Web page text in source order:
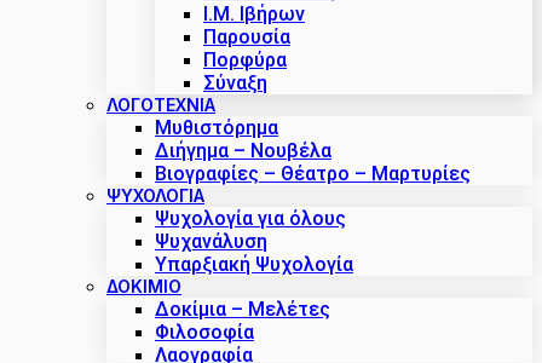
Ι.Μ. Ιβήρων
Παρουσία
Πορφύρα
Σύναξη
ΛΟΓΟΤΕΧΝΙΑ
Μυθιστόρημα
Διήγημα – Νουβέλα
Βιογραφίες – Θέατρο – Μαρτυρίες
ΨΥΧΟΛΟΓΙΑ
Ψυχολογία για όλους
Ψυχανάλυση
Υπαρξιακή Ψυχολογία
ΔΟΚΊΜΙΟ
Δοκίμια – Μελέτες
Φιλοσοφία
Λαογραφία